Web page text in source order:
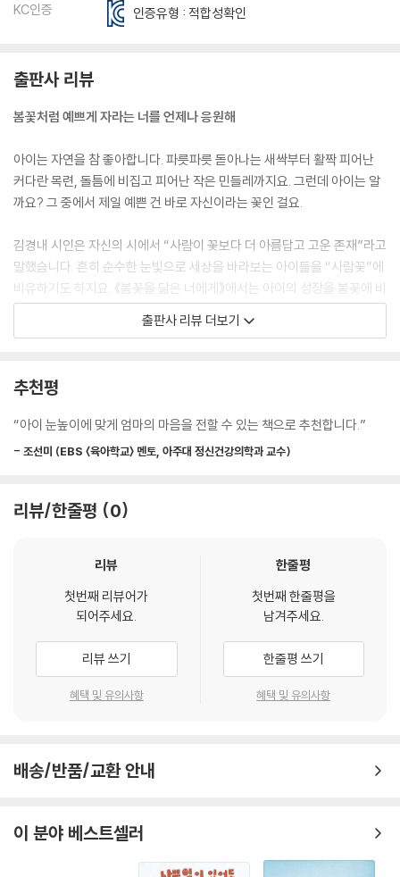
KC인증
인증유형 : 적합성확인
출판사 리뷰
봄꽃처럼 예쁘게 자라는 너를 언제나 응원해
아이는 자연을 참 좋아합니다. 파릇파릇 돋아나는 새싹부터 활짝 피어난
커다란 목련, 돌틈에 비집고 피어난 작은 민들레까지요. 그런데 아이는 알
까요? 그 중에서 제일 예쁜 건 바로 자신이라는 꽃인 걸요.
김경내 시인은 자신의 시에서 “사람이 꽃보다 더 아름답고 고운 존재”라고
말했습니다. 흔히 순수한 눈빛으로 세상을 바라보는 아이들을 “사람꽃”에
비유하기도 하지요. 《봄꽃을 닮은 너에게》에서는 아이의 성장을 봄꽃에 비
유하며, 지금까지 성장해 온 아이의 모습을 되돌아보는 뭉클함을 선사합니
모는 바라보고 기다려 주어야 하지요. 그 꽃이 화려하고 붉은 장미일지, 해
를 보고 피어나는 노란 해바라기일지는 꽃을 피울 아이도, 기다리는 부모
꽃이 아닐 수도 있지요. 하지만 아무리 오래 기다려도, 작고 약한 꽃이더라
쁨을 줍니다. 얼마만큼 성장했는지보다 아이가 이루어 냈다는 자체만으로
도 벌써 흐뭇하지요. 아이가 피운 꽃의 아름다움을 느끼고 사랑해 준다면
《봄꽃을 닮은 너에게》는 부모에게는 아이가 자라는 모습을 떠올리며 추억
성장 역시 반갑게 맞이할 수 있는 용기를 선물할 것입니다.
세상의 모든 엄마 마음을 대변하는 그림책 편지
아이가 성장하면서 점차 만들어 나갈 타인과의 인간관계에도 지대한 영향
을 끼칩니다. 부모에게서 따뜻한 보살핌을 받고 정서적 유대감을 갖게 된
과가 뒷받침해 주고 있습니다. 어느 설문 조사에 따르면 아이들이 평소 부
모님에게서 가장 듣고 싶어 하는 말이 ‘사랑해’, ‘고마워’, ‘잘했어’ 같은 말이
라고 합니다. 그런데 아이에게 이렇게 예쁜 말만 하고 산다는 건 불가능에
출판사 리뷰 더보기
추천평
“아이 눈높이에 맞게 엄마의 마음을 전할 수 있는 책으로 추천합니다.”
- 조선미 (EBS 〈육아학교〉 멘토, 아주대 정신건강의학과 교수)
리뷰/한줄평 0
리뷰
첫번째 리뷰어가
되어주세요.
리뷰 쓰기
혜택 및 유의사항
한줄평
첫번째 한줄평을
남겨주세요.
한줄평 쓰기
혜택 및 유의사항
배송/반품/교환 안내
이 분야 베스트셀러